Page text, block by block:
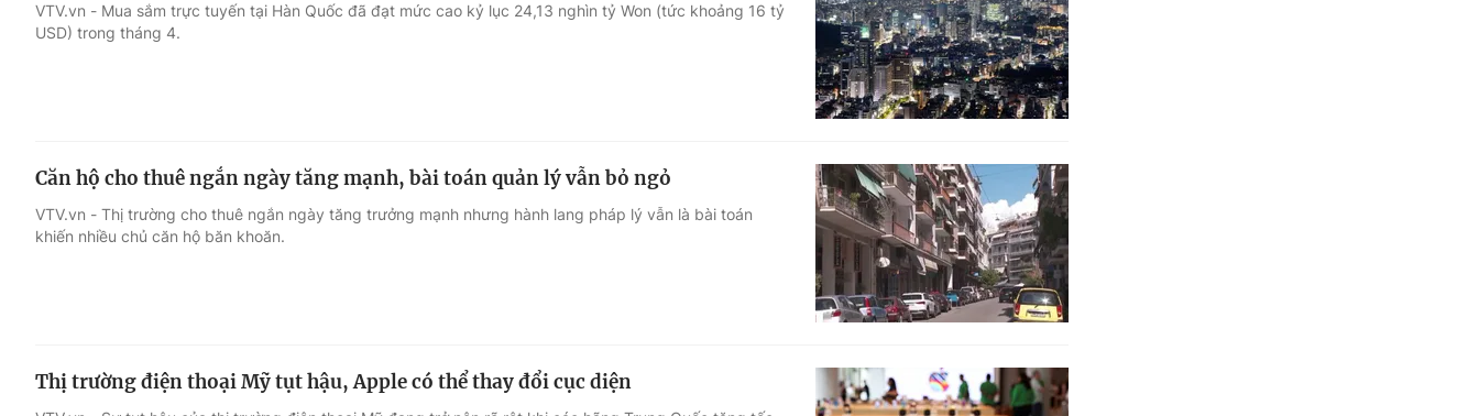
VTV.vn - Mua sắm trực tuyến tại Hàn Quốc đã đạt mức cao kỷ lục 24,13 nghìn tỷ Won (tức khoảng 16 tỷ
USD) trong tháng 4.
Căn hộ cho thuê ngắn ngày tăng mạnh, bài toán quản lý vẫn bỏ ngỏ
VTV.vn - Thị trường cho thuê ngắn ngày tăng trưởng mạnh nhưng hành lang pháp lý vẫn là bài toán
khiến nhiều chủ căn hộ băn khoăn.
Thị trường điện thoại Mỹ tụt hậu, Apple có thể thay đổi cục diện